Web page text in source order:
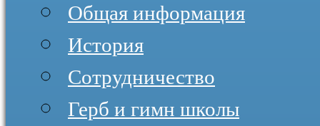
Общая информация
История
Сотрудничество
Герб и гимн школы